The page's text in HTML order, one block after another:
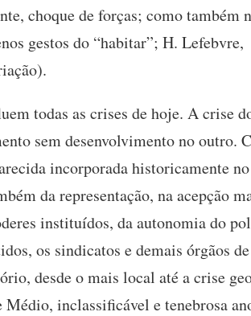
choque de forças; como
gestos do “habitar”; H.
todas as crises de hoje. A crise
sem desenvolvimento no outro.
incorporada historicamente
da representação, na acepção
instituídos, da autonomia do
os sindicatos e demais órgãos
desde o mais local até a crise
inclassificável e tenebrosa